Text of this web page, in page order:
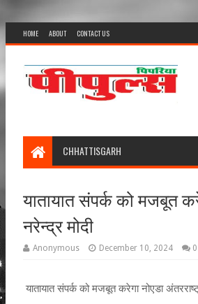
HOME ABOUT CONTACT US
CHHATTISGARH
यातायात संपर्क को मजबूत
नरेन्‍द्र मोदी
Anonymous December 10, 2024 0
यातायात संपर्क को मजबूत करेगा नोएडा